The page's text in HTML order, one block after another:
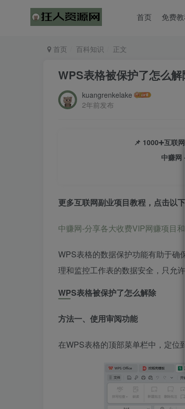
首页 免费
首页 百科知识 正文
WPS表格被保护了怎么
kuangrenkelake
2年前发布
📌 1000➕互联
中赚网
更多互联网副业项目教程，点击以
中赚网-分享各大收费VIP网赚项目
WPS表格的数据保护功能有助于确
理和监控工作表的数据安全，只允
WPS表格被保护了怎么解除
方法一、使用审阅功能
在WPS表格的顶部菜单栏中，定位